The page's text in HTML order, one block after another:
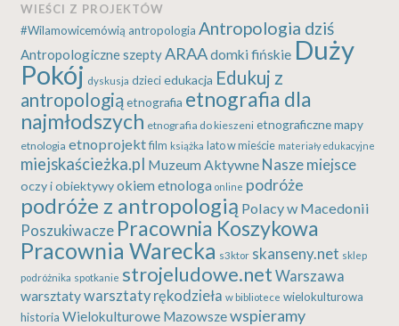
WIEŚCI Z PROJEKTÓW
#Wilamowicemówią antropologia Antropologia dziś
Antropologiczne szeptyARAAdomki fińskie Duży
Pokój dyskusja dzieci edukacja Edukuj z
antropologiąetnografia etnografia dla
najmłodszych etnografia do kieszeni etnograficzne mapy
etnologia etnoprojekt film książka lato w mieście materiały edukacyjne
miejskaścieżka.pl Muzeum Aktywne Nasze miejsce
oczy i obiektywyokiem etnologa online podróże
podróże z antropologią Polacy w Macedonii
Poszukiwacze Pracownia Koszykowa
Pracownia Warecka s3ktor skanseny.net sklep
podróżnika spotkanie strojeludowe.net Warszawa
warsztatywarsztaty rękodzieła w bibliotece wielokulturowa
historia Wielokulturowe Mazowszewspieramy